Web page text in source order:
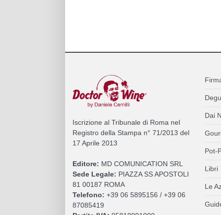
Iscrizione al Tribunale di Roma nel
Registro della Stampa n° 71/2013 del
17 Aprile 2013
Editore: MD COMUNICATION SRL
Sede Legale: PIAZZA SS APOSTOLI
81 00187 ROMA
Telefono: +39 06 5895156 / +39 06
87085419
Dai
Pot-
Libri
Le